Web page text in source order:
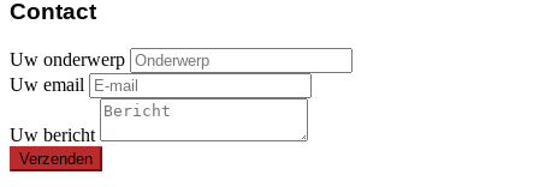
Contact
Uw onderwerp
Uw email
Uw bericht
Verzenden